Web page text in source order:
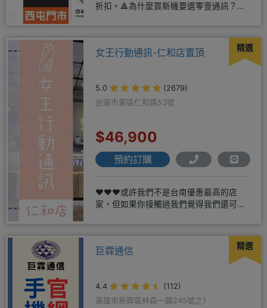
折扣。🔺為什麼買新機要選零壹通訊？
精選
女王行動通訊-仁和店置頂
5.0
(2679)
台南市東區仁和路53號
$46,900
預約訂購
❤️❤️❤️或許我們不是台南優惠最高的店
家，但如果你接觸過我們覺得我們還可
精選
巨霖通信
4.4
(112)
高雄市新興區林森一路245號之1